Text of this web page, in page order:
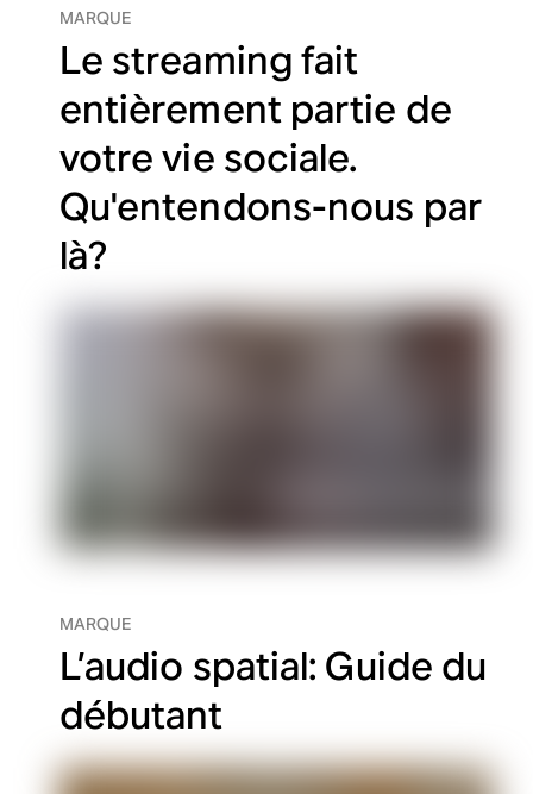
MARQUE
Le streaming fait
entièrement partie de
votre vie sociale.
Qu'entendons-nous par
là?
MARQUE
L’audio spatial: Guide du
débutant